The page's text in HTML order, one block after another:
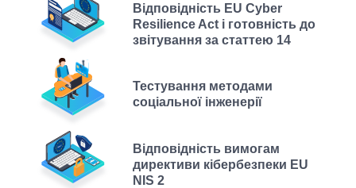
Відповідність EU Cyber
Resilience Act і готовність до
звітування за статтею 14
Тестування методами
соціальної інженерії
Відповідність вимогам
директиви кібербезпеки EU
NIS 2